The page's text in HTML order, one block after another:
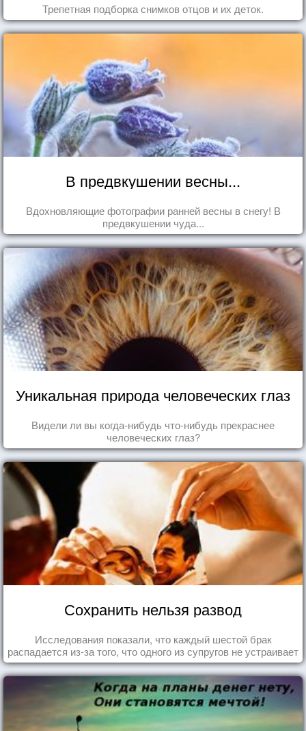
Трепетная подборка снимков отцов и их деток.
В предвкушении весны...
Вдохновляющие фотографии ранней весны в снегу! В
предвкушении чуда...
Уникальная природа человеческих глаз
Видели ли вы когда-нибудь что-нибудь прекраснее
человеческих глаз?
Сохранить нельзя развод
Исследования показали, что каждый шестой брак
распадается из-за того, что одного из супругов не устраивает
та роль, которая выпала ему в семье.